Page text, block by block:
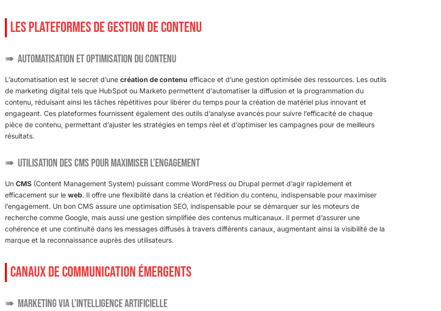
LES PLATEFORMES DE GESTION DE CONTENU
Automatisation et optimisation du contenu
L’automatisation est le secret d’une création de contenu efficace et d’une gestion optimisée des ressources. Les outils
de marketing digital tels que HubSpot ou Marketo permettent d’automatiser la diffusion et la programmation du
contenu, réduisant ainsi les tâches répétitives pour libérer du temps pour la création de matériel plus innovant et
engageant. Ces plateformes fournissent également des outils d’analyse avancés pour suivre l’efficacité de chaque
pièce de contenu, permettant d’ajuster les stratégies en temps réel et d’optimiser les campagnes pour de meilleurs
résultats.
Utilisation des CMS pour maximiser l’engagement
Un CMS (Content Management System) puissant comme WordPress ou Drupal permet d’agir rapidement et
efficacement sur le web. Il offre une flexibilité dans la création et l’édition du contenu, indispensable pour maximiser
l’engagement. Un bon CMS assure une optimisation SEO, indispensable pour se démarquer sur les moteurs de
recherche comme Google, mais aussi une gestion simplifiée des contenus multicanaux. Il permet d’assurer une
cohérence et une continuité dans les messages diffusés à travers différents canaux, augmentant ainsi la visibilité de la
marque et la reconnaissance auprès des utilisateurs.
CANAUX DE COMMUNICATION ÉMERGENTS
Marketing via l’intelligence artificielle